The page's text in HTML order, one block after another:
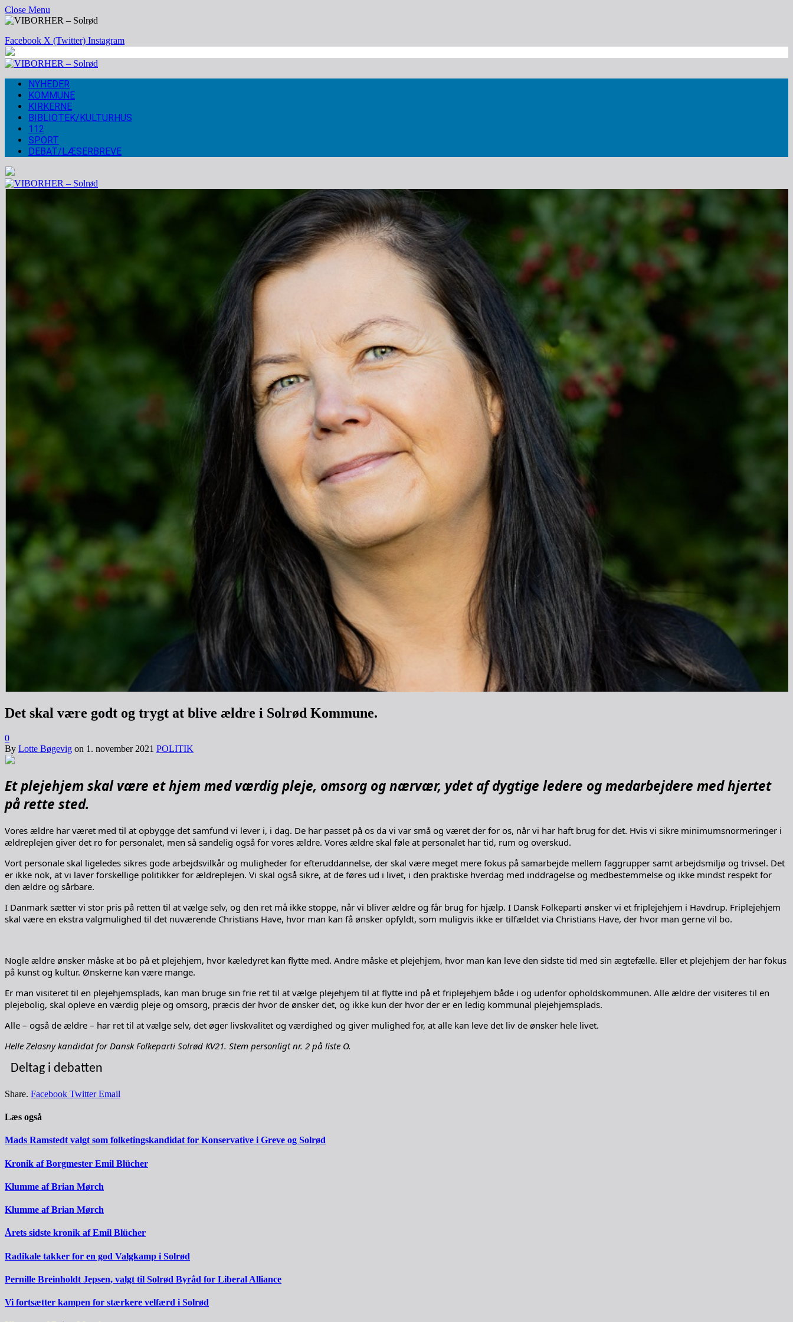
Close Menu
Facebook X (Twitter) Instagram
NYHEDER
KOMMUNE
KIRKERNE
BIBLIOTEK/KULTURHUS
112
SPORT
DEBAT/LÆSERBREVE
Det skal være godt og trygt at blive ældre i Solrød Kommune.
0
By Lotte Bøgevig on 1. november 2021 POLITIK
Et plejehjem skal være et hjem med værdig pleje, omsorg og nærvær, ydet af dygtige ledere og medarbejdere med hjertet
på rette sted.
Vores ældre har været med til at opbygge det samfund vi lever i, i dag. De har passet på os da vi var små og været der for os, når vi har haft brug for det. Hvis vi sikre minimumsnormeringer i
ældreplejen giver det ro for personalet, men så sandelig også for vores ældre. Vores ældre skal føle at personalet har tid, rum og overskud.
Vort personale skal ligeledes sikres gode arbejdsvilkår og muligheder for efteruddannelse, der skal være meget mere fokus på samarbejde mellem faggrupper samt arbejdsmiljø og trivsel. Det
er ikke nok, at vi laver forskellige politikker for ældreplejen. Vi skal også sikre, at de føres ud i livet, i den praktiske hverdag med inddragelse og medbestemmelse og ikke mindst respekt for
den ældre og sårbare.
I Danmark sætter vi stor pris på retten til at vælge selv, og den ret må ikke stoppe, når vi bliver ældre og får brug for hjælp. I Dansk Folkeparti ønsker vi et friplejehjem i Havdrup. Friplejehjem
skal være en ekstra valgmulighed til det nuværende Christians Have, hvor man kan få ønsker opfyldt, som muligvis ikke er tilfældet via Christians Have, der hvor man gerne vil bo.
Nogle ældre ønsker måske at bo på et plejehjem, hvor kæledyret kan flytte med. Andre måske et plejehjem, hvor man kan leve den sidste tid med sin ægtefælle. Eller et plejehjem der har fokus
på kunst og kultur. Ønskerne kan være mange.
Er man visiteret til en plejehjemsplads, kan man bruge sin frie ret til at vælge plejehjem til at flytte ind på et friplejehjem både i og udenfor opholdskommunen. Alle ældre der visiteres til en
plejebolig, skal opleve en værdig pleje og omsorg, præcis der hvor de ønsker det, og ikke kun der hvor der er en ledig kommunal plejehjemsplads.
Alle – også de ældre – har ret til at vælge selv, det øger livskvalitet og værdighed og giver mulighed for, at alle kan leve det liv de ønsker hele livet.
Helle Zelasny kandidat for Dansk Folkeparti Solrød KV21. Stem personligt nr. 2 på liste O.
Deltag i debatten
Share. Facebook Twitter Email
Læs også
Mads Ramstedt valgt som folketingskandidat for Konservative i Greve og Solrød
Kronik af Borgmester Emil Blücher
Klumme af Brian Mørch
Klumme af Brian Mørch
Årets sidste kronik af Emil Blücher
Radikale takker for en god Valgkamp i Solrød
Pernille Breinholdt Jepsen, valgt til Solrød Byråd for Liberal Alliance
Vi fortsætter kampen for stærkere velfærd i Solrød